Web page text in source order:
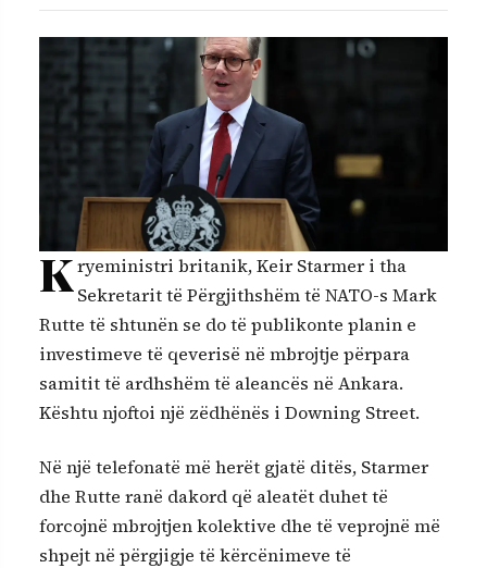
Kryeministri britanik, Keir Starmer i tha
Sekretarit të Përgjithshëm të NATO-s Mark
Rutte të shtunën se do të publikonte planin e
investimeve të qeverisë në mbrojtje përpara
samitit të ardhshëm të aleancës në Ankara.
Kështu njoftoi një zëdhënës i Downing Street.
Në një telefonatë më herët gjatë ditës, Starmer
dhe Rutte ranë dakord që aleatët duhet të
forcojnë mbrojtjen kolektive dhe të veprojnë më
shpejt në përgjigje të kërcënimeve të